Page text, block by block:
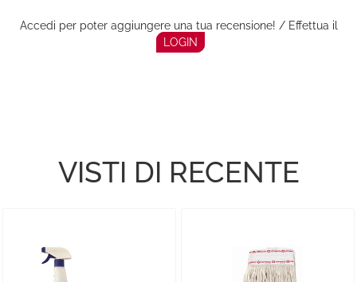
Accedi per poter aggiungere una tua recensione! / Effettua il
LOGIN
VISTI DI RECENTE